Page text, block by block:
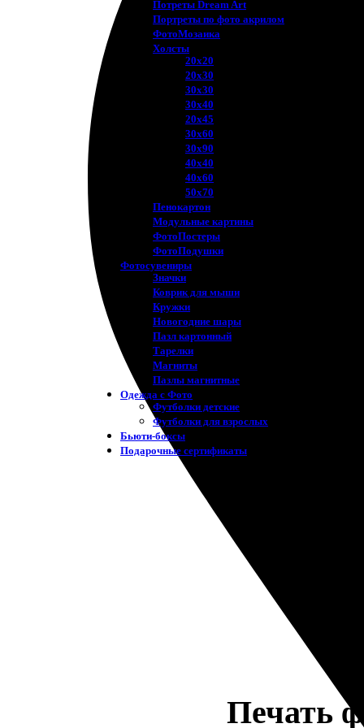
Потреты Dream Art
Портреты по фото акрилом
ФотоМозаика
Холсты
20х20
20х30
30х30
30х40
20х45
30х60
30х90
40х40
40х60
50х70
Пенокартон
Модульные картины
ФотоПостеры
ФотоПодушки
Фотоcувениры
Значки
Коврик для мыши
Кружки
Новогодние шары
Пазл картонный
Тарелки
Магниты
Пазлы магнитные
Одежда с Фото
Футболки детские
Футболки для взрослых
Бьюти-боксы
Подарочные сертификаты
Печать